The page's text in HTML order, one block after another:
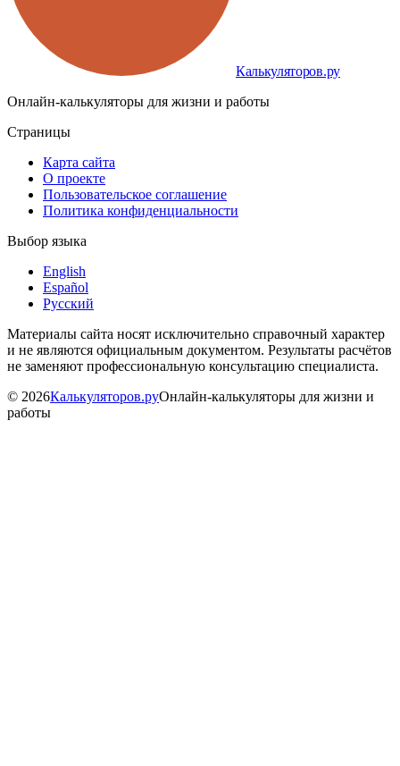
Калькуляторов.ру
Онлайн-калькуляторы для жизни и работы
Страницы
Карта сайта
О проекте
Пользовательское соглашение
Политика конфиденциальности
Выбор языка
English
Español
Русский
Материалы сайта носят исключительно справочный характер
и не являются официальным документом. Результаты расчётов
не заменяют профессиональную консультацию специалиста.
© 2026Калькуляторов.руОнлайн-калькуляторы для жизни и
работы